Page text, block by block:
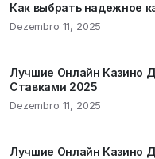
Как выбрать надежное
Dezembro 11, 2025
Лучшие Онлайн Казино
Ставками 2025
Dezembro 11, 2025
Лучшие Онлайн Казино